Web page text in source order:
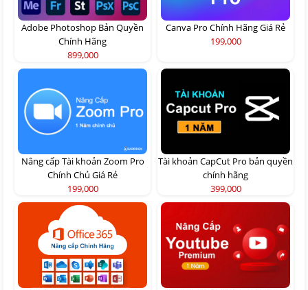
Adobe Photoshop Bản Quyền
Chính Hãng
899,000
Canva Pro Chính Hãng Giá Rẻ
199,000
Nâng cấp Tài khoản Zoom Pro
Chính Chủ Giá Rẻ
199,000
Tài khoản CapCut Pro bản quyền
chính hãng
399,000